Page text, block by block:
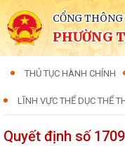
CỔNG
PHƯỜNG
THỦ TỤC HÀNH CHÍNH
LĨNH VỰC THỂ DỤC THỂ
Quyết định số